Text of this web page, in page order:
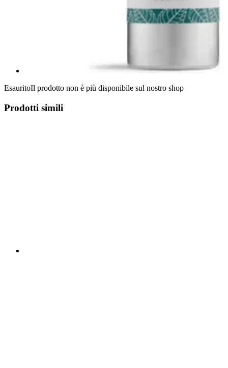
EsauritoIl prodotto non è più disponibile sul nostro shop
Prodotti simili